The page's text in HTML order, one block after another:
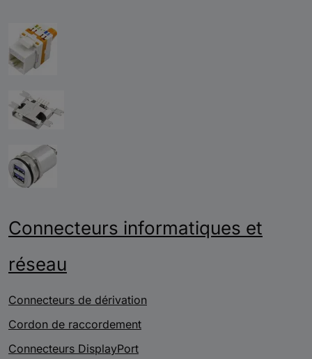
Connecteurs informatiques et
réseau
Connecteurs de dérivation
Cordon de raccordement
Connecteurs DisplayPort